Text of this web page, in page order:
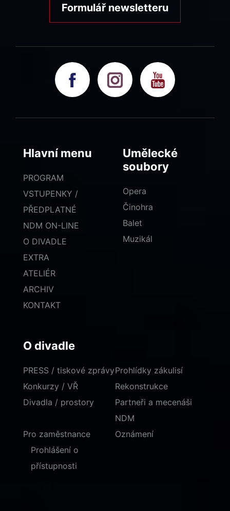
Formulář newsletteru
Hlavní menu
PROGRAM
VSTUPENKY /
PŘEDPLATNÉ
NDM ON-LINE
O DIVADLE
EXTRA
ATELIÉR
ARCHIV
KONTAKT
Umělecké
soubory
Opera
Činohra
Balet
Muzikál
O divadle
PRESS / tiskové zprávy
Konkurzy / VŘ
Divadla / prostory
Prohlídky zákulisí
Rekonstrukce
Partneři a mecenáši
NDM
Pro zaměstnance
Oznámení
Prohlášení o
přístupnosti